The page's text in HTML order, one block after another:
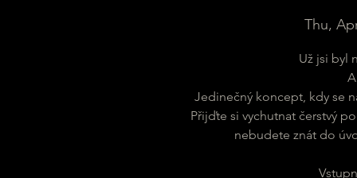
Thu,
Už jsi byl
Jedinečný koncept, kdy se
Přijďte si vychutnat čerstvý
nebudete znát do